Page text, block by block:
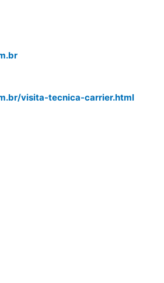
visita-tecnica-carrier.html